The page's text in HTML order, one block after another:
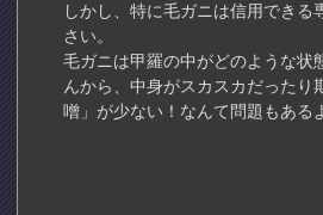
しかし、特に毛ガニは信用できる
さい。
毛ガニは甲羅の中がどのような状
んから、中身がスカスカだったり
噌」が少ない！なんて問題もある